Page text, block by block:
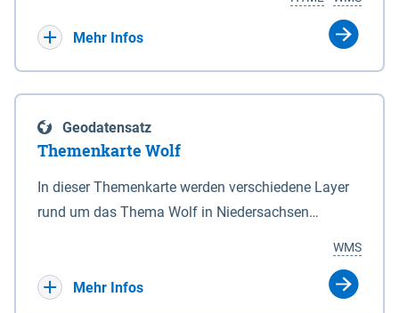
Deichbehörde durch Verordnung ausspricht. Für
enthalten. Sperrwerke Sperrwerke sind Bauwerke
mit Sperrvorrichtungen in Tidegewässern, die dem
Schutz eines Gebietes vor erhöhten Tiden, vor allem
vor Sturmfluten, zu dienen bestimmt sind (§2 Abs.3
Eigenschaft eines Sperrwerkes durch Widmung, die
die Deichbehörde durch Verordnung ausspricht.
Mehr Infos
Geodatensatz
Themenkarte Wolf
In dieser Themenkarte werden verschiedene Layer
rund um das Thema Wolf in Niedersachsen
sowie Status der bestehenden Wolfsterritorien im
laufenden Monitoringjahr.
WMS
Mehr Infos